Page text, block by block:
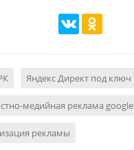
Яндекс Директ под ключ
медийная реклама google
рекламы